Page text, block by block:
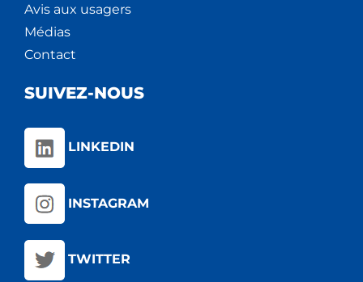
Avis aux usagers
Médias
Contact
SUIVEZ-NOUS
LINKEDIN
INSTAGRAM
TWITTER